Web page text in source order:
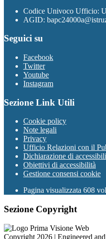
Codice Univoco Ufficio:
AGID:
Seguici su
Facebook
Twitter
Youtube
Instagram
Sezione Link Utili
Cookie policy
Note legali
Privacy
Ufficio Relazioni con il
Dichiarazione di
Obiettivi di accessibilità
Gestione consensi cookie
Pagina visualizzata 608
Sezione Copyright
Copyright 2026 | Engineered